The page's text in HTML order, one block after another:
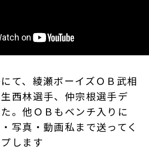
て、綾瀬ボーイズＯＢ武相
西林選手、仲宗根選手デ
。他ＯＢもベンチ入りに
写真・動画私まで送ってく
します